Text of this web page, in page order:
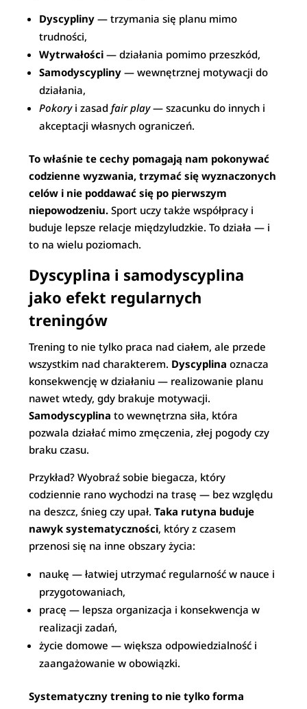
Dyscypliny — trzymania się planu mimo
trudności,
Wytrwałości — działania pomimo przeszkód,
Samodyscypliny — wewnętrznej motywacji do
działania,
Pokoryi zasadfair play— szacunku do innych i
akceptacji własnych ograniczeń.
To właśnie te cechy pomagają nam pokonywać
codzienne wyzwania, trzymać się wyznaczonych
celów i nie poddawać się po pierwszym
niepowodzeniu. Sport uczy także współpracy i
buduje lepsze relacje międzyludzkie. To działa — i
to na wielu poziomach.
Dyscyplina i samodyscyplina
jako efekt regularnych
treningów
Trening to nie tylko praca nad ciałem, ale przede
wszystkim nad charakterem. Dyscyplina oznacza
konsekwencję w działaniu — realizowanie planu
nawet wtedy, gdy brakuje motywacji.
Samodyscyplina to wewnętrzna siła, która
pozwala działać mimo zmęczenia, złej pogody czy
braku czasu.
Przykład? Wyobraź sobie biegacza, który
codziennie rano wychodzi na trasę — bez względu
na deszcz, śnieg czy upał.Taka rutyna buduje
nawyk systematyczności, który z czasem
przenosi się na inne obszary życia:
naukę — łatwiej utrzymać regularność w nauce i
przygotowaniach,
pracę — lepsza organizacja i konsekwencja w
realizacji zadań,
życie domowe — większa odpowiedzialność i
zaangażowanie w obowiązki.
Systematyczny trening to nie tylko forma